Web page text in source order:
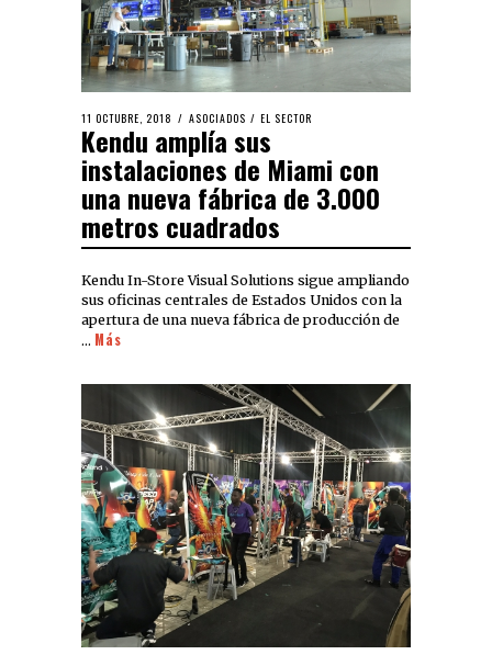
11 OCTUBRE, 2018 ASOCIADOS / EL SECTOR
Kendu amplía sus
instalaciones de Miami con
una nueva fábrica de 3.000
metros cuadrados
Kendu In-Store Visual Solutions sigue ampliando
sus oficinas centrales de Estados Unidos con la
apertura de una nueva fábrica de producción de
… Más